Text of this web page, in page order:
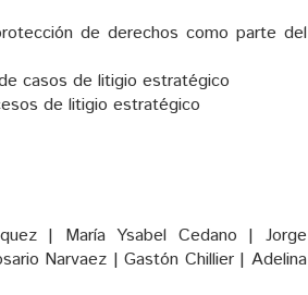
de derechos como parte del
casos de litigio estratégico
de litigio estratégico
| María Ysabel Cedano | Jorge
Narvaez | Gastón Chillier | Adelina